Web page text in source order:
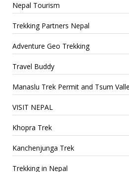
Nepal Tourism
Trekking Partners Nepal
Adventure Geo Trekking
Travel Buddy
Manaslu Trek Permit and Tsum
VISIT NEPAL
Khopra Trek
Kanchenjunga Trek
Trekking in Nepal